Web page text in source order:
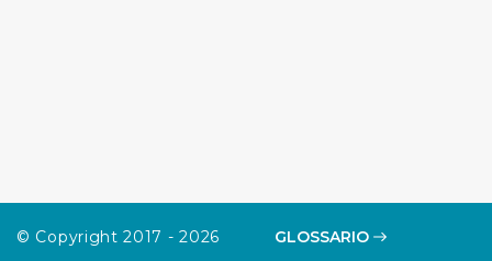
© Copyright 2017 - 2026
GLOSSARIO